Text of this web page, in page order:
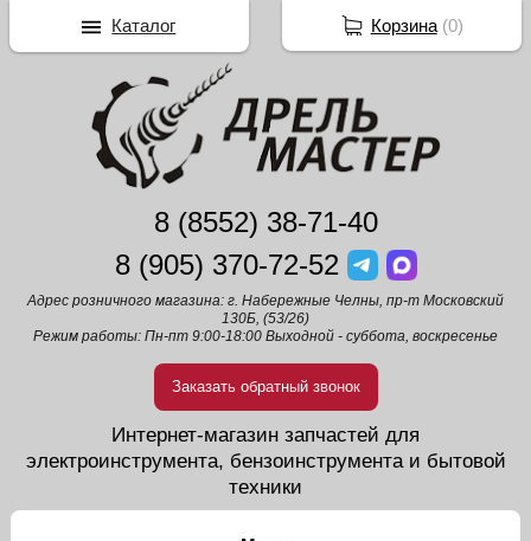
8 (8552) 38-71-40
8 (905) 370-72-52
Адрес розничного магазина: г. Набережные Челны, пр-т Московский
130Б, (53/26)
Режим работы: Пн-пт 9:00-18:00 Выходной - суббота, воскресенье
Заказать обратный звонок
Интернет-магазин запчастей для
электроинструмента, бензоинструмента и бытовой
техники
Корзина(0)
Каталог